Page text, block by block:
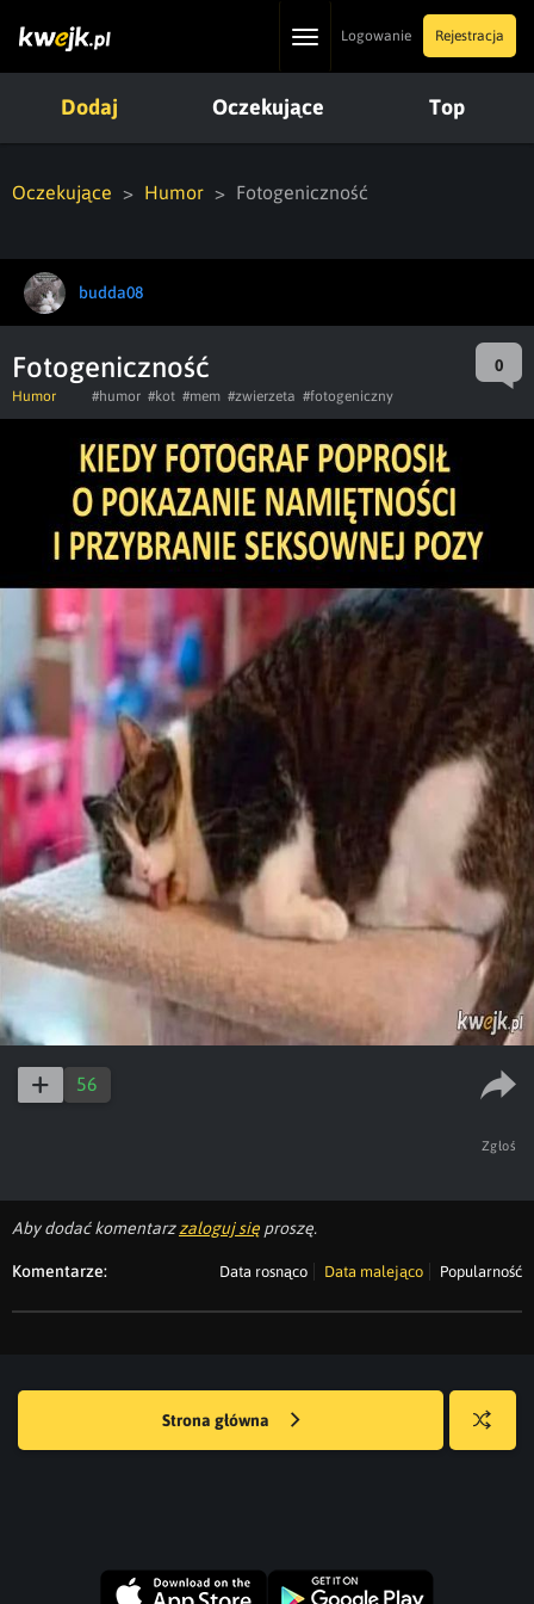
ToggleLogowanie Rejestracja
Dodaj Oczekujące Top
Oczekujące Humor Fotogeniczność
budda08
Fotogeniczność 0
Humor #humor #kot #mem #zwierzeta #fotogeniczny
56
Zgłoś
Aby dodać komentarzzaloguj się proszę.
Komentarze: Data rosnąco Data malejąco Popularność
Strona główna